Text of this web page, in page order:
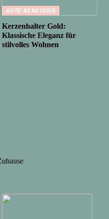
GUTE BERATUNG
Kerzenhalter Gold:
Klassische Eleganz für
stilvolles Wohnen